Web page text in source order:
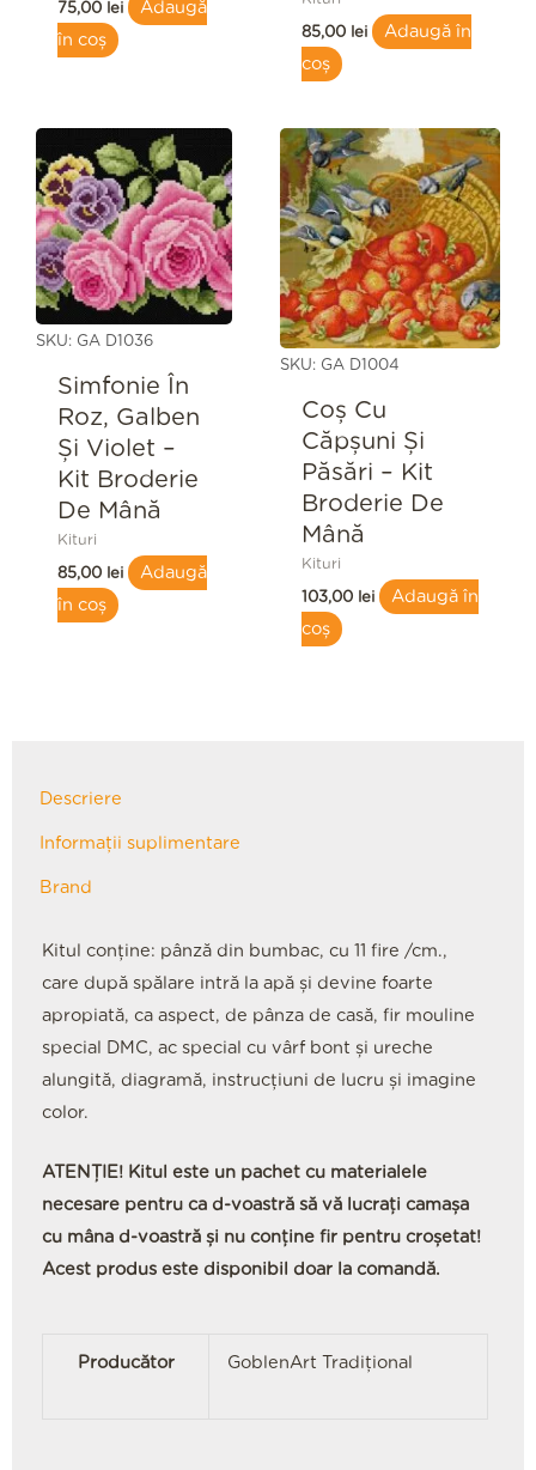
75,00 lei
Adaugă
în coș
85,00 lei
Adaugă în
coș
SKU: GA D1036
Simfonie În
Roz, Galben
Și Violet –
Kit Broderie
De Mână
Kituri
85,00 lei
Adaugă
în coș
SKU: GA D1004
Coș Cu
Căpșuni Și
Păsări – Kit
Broderie De
Mână
Kituri
103,00 lei
Adaugă în
coș
Descriere
Informații suplimentare
Brand
Kitul conţine: pânză din bumbac, cu 11 fire /cm.,
care după spălare intră la apă şi devine foarte
apropiată, ca aspect, de pânza de casă, fir mouline
special DMC, ac special cu vârf bont şi ureche
alungită, diagramă, instrucţiuni de lucru şi imagine
color.
ATENȚIE! Kitul este un pachet cu materialele
necesare pentru ca d-voastră să vă lucrați camașa
cu mâna d-voastră și nu conține fir pentru croșetat!
Acest produs este disponibil doar la comandă.
Producător GoblenArt Tradițional